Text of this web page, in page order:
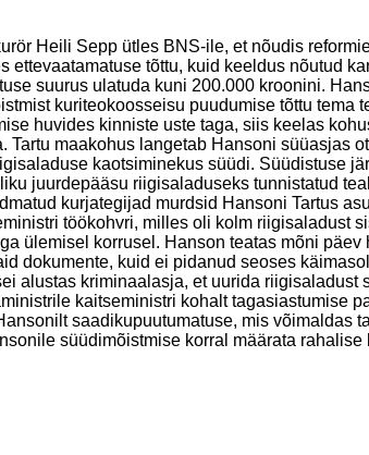
Heili Sepp ütles BNS-ile, et nõudis
ettevaatamatuse tõttu, kuid keeldus nõutud
suurus ulatuda kuni 200.000 kroonini.
kuriteokoosseisu puudumise tõttu tema
huvides kinniste uste taga, siis keelas
Tartu maakohus langetab Hansoni süüasjas
kaotsiminekus süüdi. Süüdistuse
juurdepääsu riigisaladuseks tunnistatud
kurjategijad murdsid Hansoni Tartus
töökohvri, milles oli kolm riigisaladust
ülemisel korrusel. Hanson teatas mõni
dokumente, kuid ei pidanud seoses
alustas kriminaalasja, et uurida riigisaladust
kaitseministri kohalt tagasiastumise
saadikupuutumatuse, mis võimaldas
süüdimõistmise korral määrata